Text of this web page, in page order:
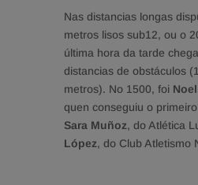
Nas distancias longas
metros lisos sub12, ou o
última hora da tarde
distancias de obstáculos
metros). No 1500, foi
quen conseguiu o
Sara Muñoz, do Atlética
López, do Club Atletismo